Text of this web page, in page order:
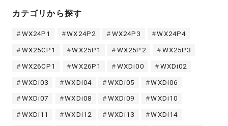
カテゴリから探す
WX24P1 WX24P2 WX24P3 WX24P4
WX25CP1 WX25P1 WX25P2 WX25P3
WX26CP1 WX26P1 WXDi00 WXDi02
WXDi03 WXDi04 WXDi05 WXDi06
WXDi07 WXDi08 WXDi09 WXDi10
WXDi11 WXDi12 WXDi13 WXDi14